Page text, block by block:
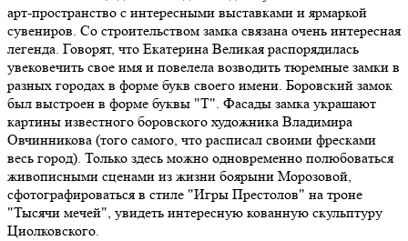
арт-пространство с интересными выставками и ярмаркой
сувениров. Со строительством замка связана очень интересная
легенда. Говорят, что Екатерина Великая распорядилась
увековечить свое имя и повелела возводить тюремные замки в
разных городах в форме букв своего имени. Боровский замок
был выстроен в форме буквы "Т". Фасады замка украшают
картины известного боровского художника Владимира
Овчинникова (того самого, что расписал своими фресками
весь город). Только здесь можно одновременно полюбоваться
живописными сценами из жизни боярыни Морозовой,
сфотографироваться в стиле "Игры Престолов" на троне
"Тысячи мечей", увидеть интересную кованную скульптуру
Циолковского.